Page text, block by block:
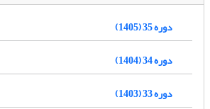
دوره 35 (1405)
دوره 34 (1404)
دوره 33 (1403)